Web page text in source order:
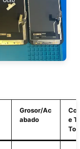
Grosor/Ac
abado
e